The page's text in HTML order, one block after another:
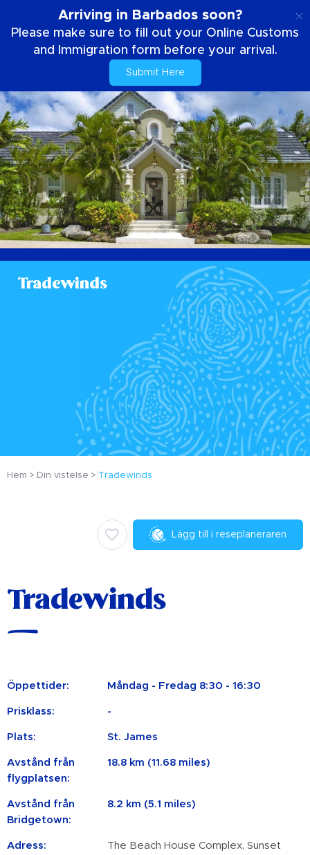
Arriving in Barbados soon?
Please make sure to fill out your Online Customs
and Immigration form before your arrival.
Submit Here
Tradewinds
Hem Din vistelse Tradewinds
Lägg till i reseplaneraren
Tradewinds
Öppettider: Måndag - Fredag ​​8:30 - 16:30
Prisklass: -
Plats: St. James
Avstånd från
flygplatsen:
18.8 km (11.68 miles)
Avstånd från
Bridgetown:
8.2 km (5.1 miles)
Adress:
The Beach House Complex, Sunset